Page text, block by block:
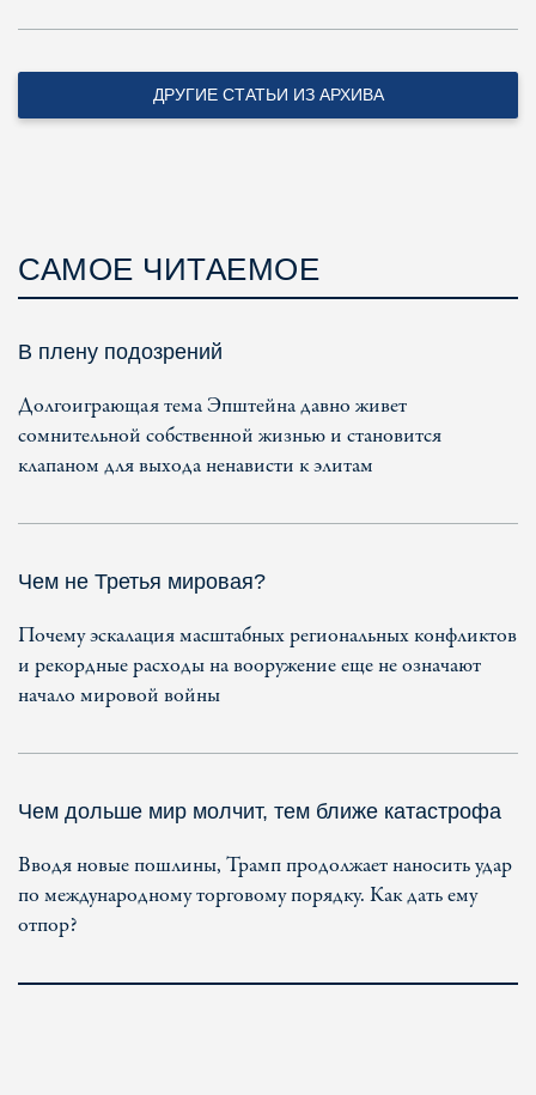
ДРУГИЕ СТАТЬИ ИЗ АРХИВА
САМОЕ ЧИТАЕМОЕ
В плену подозрений
Долгоиграющая тема Эпштейна давно живет
сомнительной собственной жизнью и становится
клапаном для выхода ненависти к элитам
Чем не Третья мировая?
Почему эскалация масштабных региональных конфликтов
и рекордные расходы на вооружение еще не означают
начало мировой войны
Чем дольше мир молчит, тем ближе катастрофа
Вводя новые пошлины, Трамп продолжает наносить удар
по международному торговому порядку. Как дать ему
отпор?